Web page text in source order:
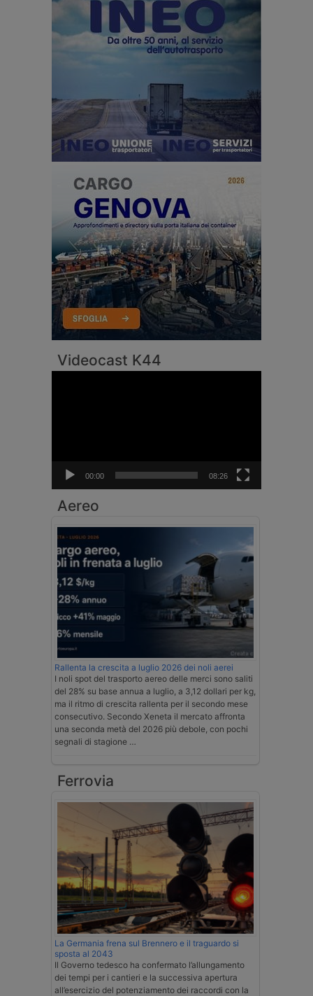
Videocast K44
00:00 08:26
Aereo
Rallenta la crescita a luglio 2026 dei noli aerei
I noli spot del trasporto aereo delle merci sono saliti
del 28% su base annua a luglio, a 3,12 dollari per kg,
ma il ritmo di crescita rallenta per il secondo mese
consecutivo. Secondo Xeneta il mercato affronta
una seconda metà del 2026 più debole, con pochi
segnali di stagione …
Ferrovia
La Germania frena sul Brennero e il traguardo si
sposta al 2043
Il Governo tedesco ha confermato l’allungamento
dei tempi per i cantieri e la successiva apertura
all’esercizio del potenziamento dei raccordi con la